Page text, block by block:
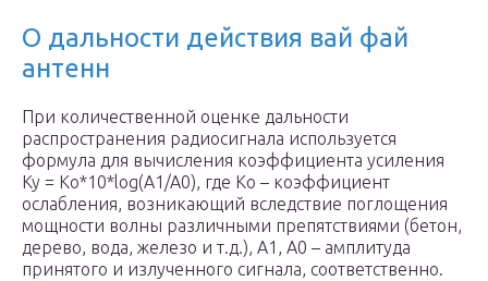
О дальности действия вай фай
антенн
При количественной оценке дальности
распространения радиосигнала используется
формула для вычисления коэффициента усиления
Ку = Ко*10*log(A1/A0), где Ко – коэффициент
ослабления, возникающий вследствие поглощения
мощности волны различными препятствиями (бетон,
дерево, вода, железо и т.д.), А1, А0 – амплитуда
принятого и излученного сигнала, соответственно.